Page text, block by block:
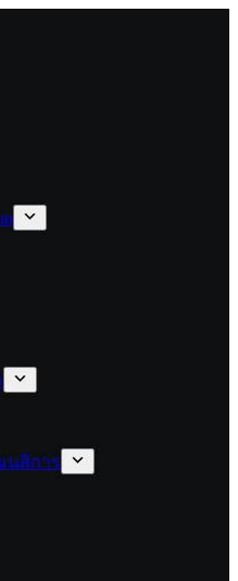
นสิการ